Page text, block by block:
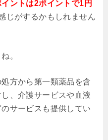
ントは2ポイントで1円
じがするかもしれません
。
方から第一類薬品を含
、介護サービスや血液
サービスも提供してい